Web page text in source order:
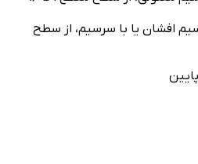
سیم افشان یا با سرسیم، از سطح